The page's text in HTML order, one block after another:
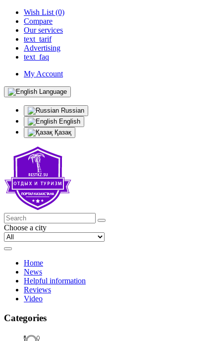
Wish List (0)
Compare
Our services
text_tarif
Advertising
text_faq
My Account
Language
Russian
English
Қазақ
Choose a city
Home
News
Helpful information
Reviews
Video
Categories